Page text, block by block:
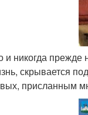
и никогда прежде
скрывается
присланным